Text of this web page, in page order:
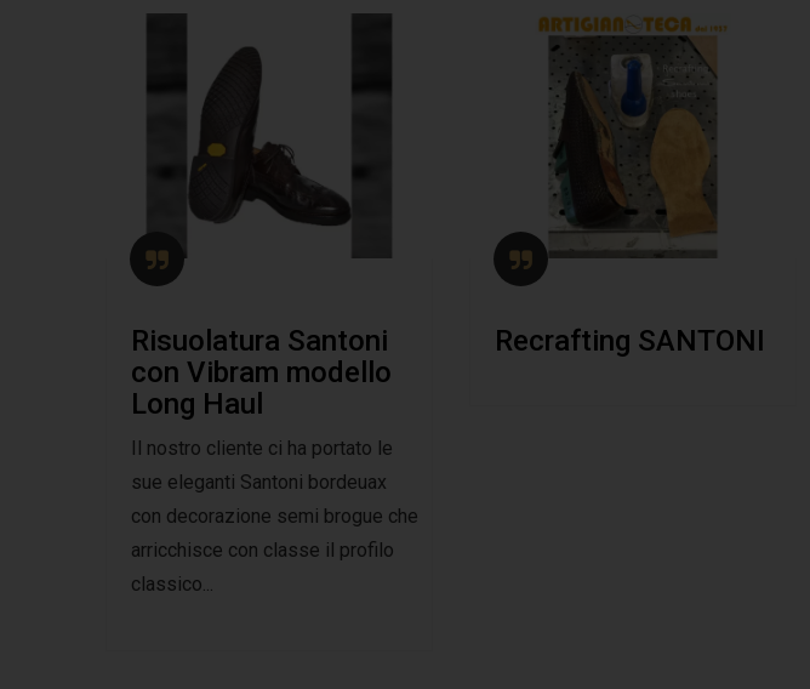
Risuolatura Santoni
con Vibram modello
Long Haul
Il nostro cliente ci ha portato le
sue eleganti Santoni bordeuax
con decorazione semi brogue che
arricchisce con classe il profilo
classico...
Recrafting SANTONI